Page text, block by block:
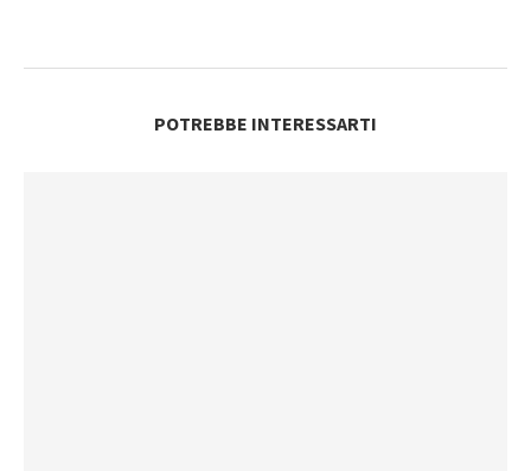
POTREBBE INTERESSARTI